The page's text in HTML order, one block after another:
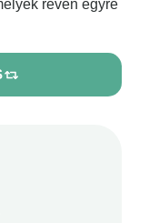
révén egyre